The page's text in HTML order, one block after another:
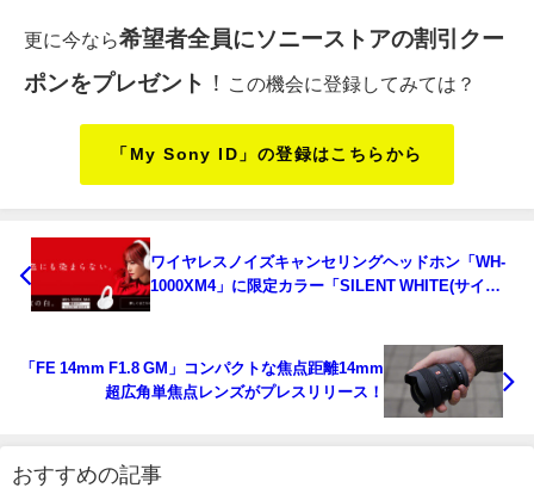
更に今なら希望者全員にソニーストアの割引クー
ポンをプレゼント ！ この機会に登録してみては？
「My Sony ID」の登録はこちらから
ワイヤレスノイズキャンセリングヘッドホン「WH-
1000XM4」に限定カラー「SILENT WHITE(サイレ
「FE 14mm F1.8 GM」コンパクトな焦点距離14mm
超広角単焦点レンズがプレスリリース！
おすすめの記事